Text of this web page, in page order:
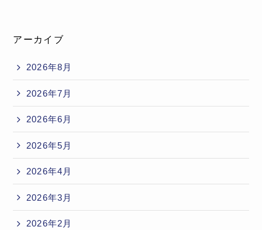
アーカイブ
2026年8月
2026年7月
2026年6月
2026年5月
2026年4月
2026年3月
2026年2月